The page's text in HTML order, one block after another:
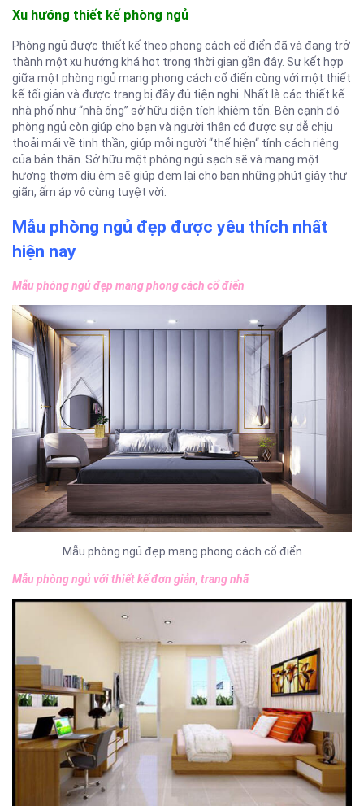
Xu hướng thiết kế phòng ngủ
Phòng ngủ được thiết kế theo phong cách cổ điển đã và đang trở
thành một xu hướng khá hot trong thời gian gần đây. Sự kết hợp
giữa một phòng ngủ mang phong cách cổ điển cùng với một thiết
kế tối giản và được trang bị đầy đủ tiện nghi. Nhất là các thiết kế
nhà phố như “nhà ống” sở hữu diện tích khiêm tốn. Bên cạnh đó
phòng ngủ còn giúp cho bạn và người thân có được sự dễ chịu
thoải mái về tinh thần, giúp mỗi người “thể hiện“ tính cách riêng
của bản thân. Sở hữu một phòng ngủ sạch sẽ và mang một
hương thơm dịu êm sẽ giúp đem lại cho bạn những phút giây thư
giãn, ấm áp vô cùng tuyệt vời.
Mẫu phòng ngủ đẹp được yêu thích nhất
hiện nay
Mẫu phòng ngủ đẹp mang phong cách cổ điển
Mẫu phòng ngủ đẹp mang phong cách cổ điển
Mẫu phòng ngủ với thiết kế đơn giản, trang nhã